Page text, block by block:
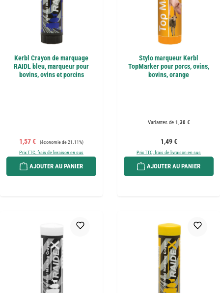
Kerbl Crayon de marquage
RAIDL bleu, marqueur pour
bovins, ovins et porcins
Prix de vente :
1,57 € Prix régulier :
(économie de 21.11%)
Prix TTC, frais de livraison en sus
AJOUTER AU PANIER
Stylo marqueur Kerbl
TopMarker pour porcs, ovins,
bovins, orange
Variantes de1,30 €
Prix régulier :
1,49 €
Prix TTC, frais de livraison en sus
AJOUTER AU PANIER